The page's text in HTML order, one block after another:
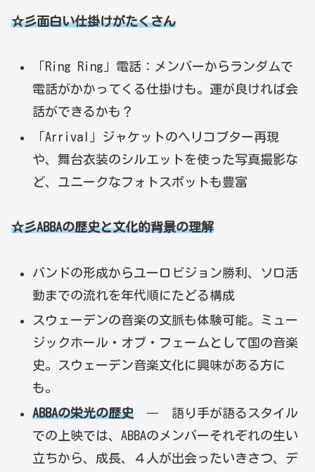
☆彡面白い仕掛けがたくさん
「Ring Ring」電話：メンバーからランダムで
電話がかかってくる仕掛けも。運が良ければ会
話ができるかも？
「Arrival」ジャケットのヘリコプター再現
や、舞台衣装のシルエットを使った写真撮影な
ど、ユニークなフォトスポットも豊富
☆彡ABBAの歴史と文化的背景の理解
バンドの形成からユーロビジョン勝利、ソロ活
動までの流れを年代順にたどる構成
スウェーデンの音楽の文脈も体験可能。ミュー
ジックホール・オブ・フェームとして国の音楽
史。スウェーデン音楽文化に興味がある方に
も。
ABBAの栄光の歴史― 語り手が語るスタイル
での上映では、ABBAのメンバーそれぞれの生い
立ちから、成長、４人が出会ったいきさつ、デ